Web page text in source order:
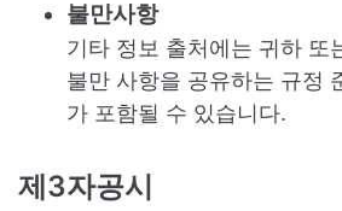
불만사항
기타 정보 출처에는 귀하 또
불만 사항을 공유하는 규정
가 포함될 수 있습니다.
제3자공시